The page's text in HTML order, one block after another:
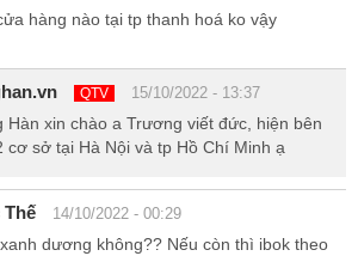
hàng nào tại tp thanh hoá ko vậy
QTV 15/10/2022 - 13:37
Hàn xin chào a Trương viết đức, hiện bên
cơ sở tại Hà Nội và tp Hồ Chí Minh ạ
14/10/2022 - 00:29
dương không?? Nếu còn thì ibok theo